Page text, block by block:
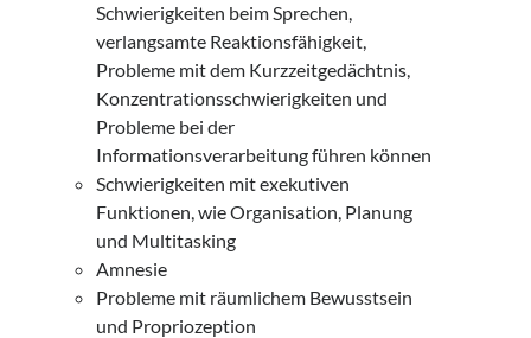
Schwierigkeiten beim Sprechen,
verlangsamte Reaktionsfähigkeit,
Probleme mit dem Kurzzeitgedächtnis,
Konzentrationsschwierigkeiten und
Probleme bei der
Informationsverarbeitung führen können
Schwierigkeiten mit exekutiven
Funktionen, wie Organisation, Planung
und Multitasking
Amnesie
Probleme mit räumlichem Bewusstsein
und Propriozeption